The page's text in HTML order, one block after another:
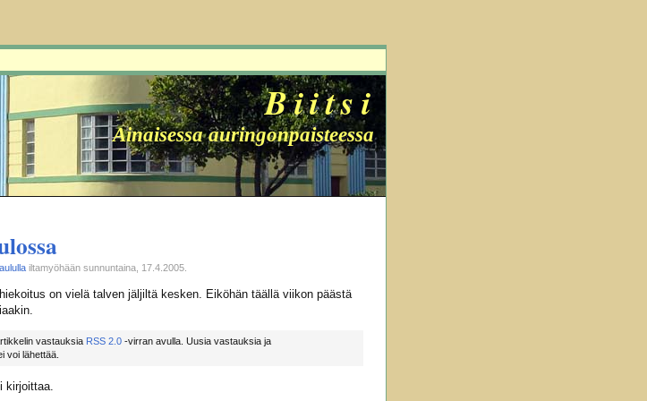
Biitsi
Ainaisessa auringonpaisteessa
iltamyöhään sunnuntaina, 17.4.2005.
on vielä talven jäljiltä kesken. Eiköhän täällä viikon päästä
vastauksia RSS 2.0 -virran avulla. Uusia vastauksia ja
voi lähettää.
kirjoittaa.